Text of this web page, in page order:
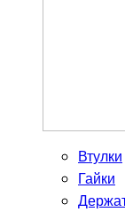
Втулки
Гайки